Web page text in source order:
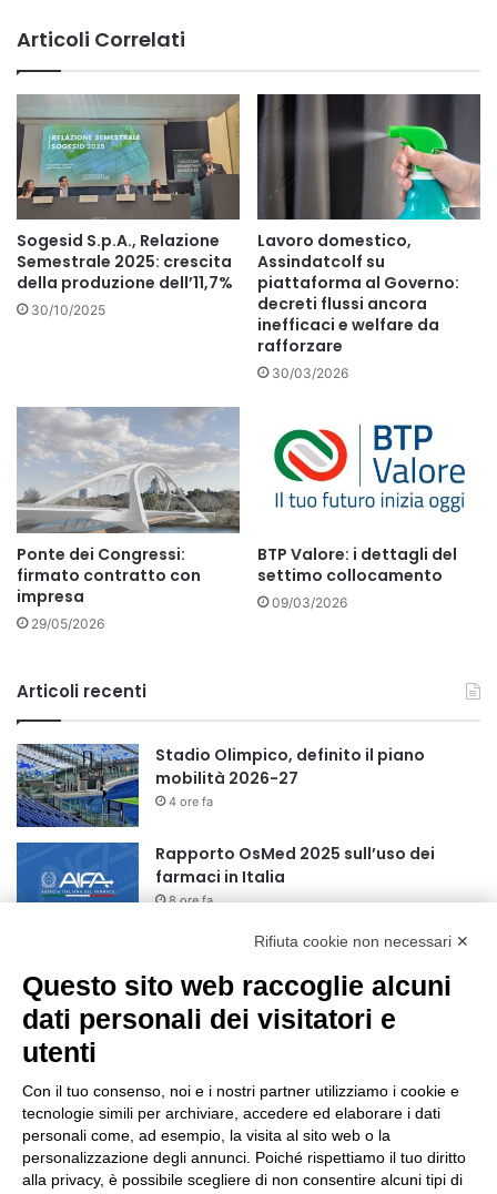
Articoli Correlati
Sogesid S.p.A., Relazione
Semestrale 2025: crescita
della produzione dell’11,7%
30/10/2025
Lavoro domestico,
Assindatcolf su
piattaforma al Governo:
decreti flussi ancora
inefficaci e welfare da
rafforzare
30/03/2026
Ponte dei Congressi:
firmato contratto con
impresa
29/05/2026
BTP Valore: i dettagli del
settimo collocamento
09/03/2026
Articoli recenti
Stadio Olimpico, definito il piano
mobilità 2026-27
4 ore fa
Rapporto OsMed 2025 sull’uso dei
farmaci in Italia
8 ore fa
Turismo, a Ferragosto previsti 662 mila
arrivi e 1,7 milioni di presenze
10 ore fa
10 ore fa
Sogin, il Parlamento amplia
ulteriormente il perimetro delle attività
Rifiuta cookie non necessari ✕
Questo sito web raccoglie alcuni
dati personali dei visitatori e
utenti
Con il tuo consenso, noi e i nostri partner utilizziamo i cookie e
tecnologie simili per archiviare, accedere ed elaborare i dati
personali come, ad esempio, la visita al sito web o la
personalizzazione degli annunci. Poiché rispettiamo il tuo diritto
alla privacy, è possibile scegliere di non consentire alcuni tipi di